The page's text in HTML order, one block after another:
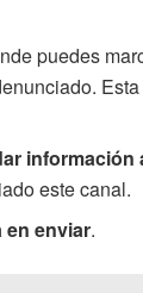
puedes
información
este canal.
en enviar.